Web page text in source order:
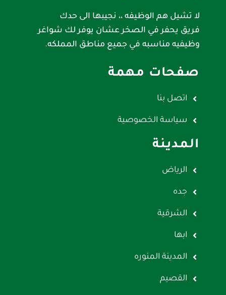
لا تشيل هم الوظيفه ،، نجيبها الى حدك
فريق يحفر في الصخر عشان يوفر لك شواغر
وظيفيه مناسبه في جميع مناطق المملكه.
صفحات مهمة
اتصل بنا
سياسة الخصوصية
المدينة
الرياض
جده
الشرقية
ابها
المدينة المنوره
القصيم